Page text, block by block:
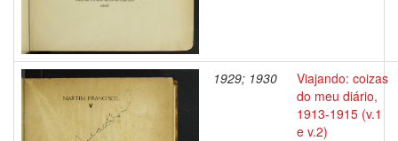
1929; 1930
Viajando: coizas
do meu diário,
1913-1915 (v.1
e v.2)